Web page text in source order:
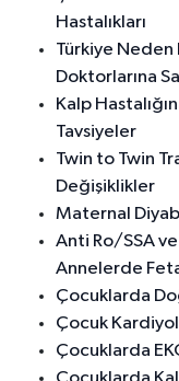
Hastalıkları
Türkiye Neden
Doktorlarına
Kalp
Tavsiyeler
Twin to Twin
Değişiklikler
Maternal
Anti Ro/SSA
Annelerde
Çocuklarda
Çocuk
Çocuklarda